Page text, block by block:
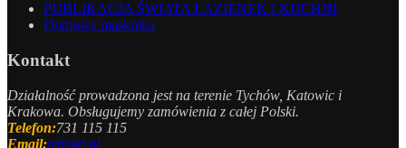
PUBLIKACJA ŚWIATA ŁAZIENEK I KUCHNI
Domowa maskotka
Kontakt
Działalność prowadzona jest na terenie Tychów, Katowic i
Krakowa. Obsługujemy zamówienia z całej Polski.
Telefon:731 115 115
Email:p@4ki.pl